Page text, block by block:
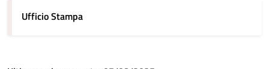
Ufficio Stampa